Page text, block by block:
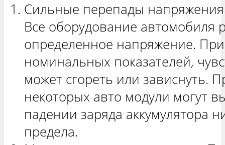
Сильные перепады напряжения
Все оборудование автомобиля
определенное напряжение.
номинальных показателей,
может сгореть или зависнуть.
некоторых авто модули могут
падении заряда аккумулятора
предела.